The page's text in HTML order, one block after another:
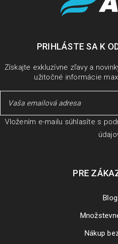
PRIHLÁSTE SA K
Získajte exkluzívne zľavy a
užitočné informácie
Vložením e-mailu súhlasíte s
PRE
Blog
Nákup